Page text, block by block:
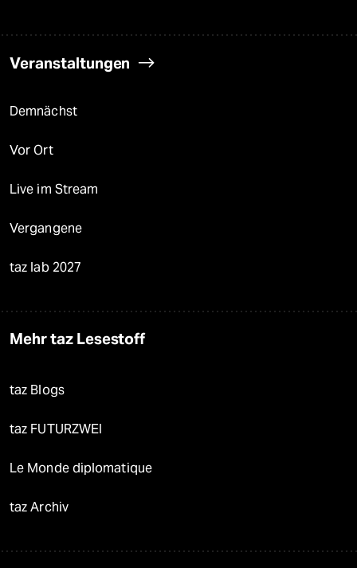
Veranstaltungen
Demnächst
Vor Ort
Live im Stream
Vergangene
taz lab 2027
Mehr taz Lesestoff
taz Blogs
taz FUTURZWEI
Le Monde diplomatique
taz Archiv